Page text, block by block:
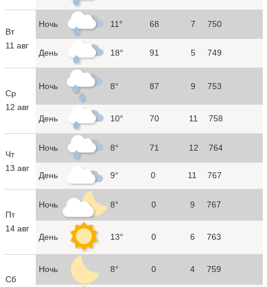
Вт
11 авг
Ночь 11° 68 7 750
День 18° 91 5 749
Ср
12 авг
Ночь 8° 87 9 753
День 10° 70 11 758
Чт
13 авг
Ночь 8° 71 12 764
День 9° 0 11 767
Пт
14 авг
Ночь 8° 0 9 767
День 13° 0 6 763
Сб
Ночь 8° 0 4 759